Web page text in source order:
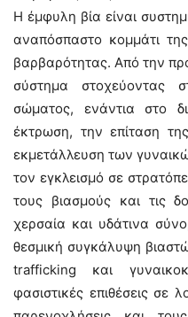
Η έμφυλη βία είναι
αναπόσπαστο κομμάτι
βαρβαρότητας. Από την
σύστημα στοχεύοντας
σώματος, ενάντια στο
έκτρωση, την επίταση
εκμετάλλευση των
τον εγκλεισμό σε
τους βιασμούς και τις
χερσαία και υδάτινα
θεσμική συγκάλυψη
trafficking και
φασιστικές επιθέσεις σε